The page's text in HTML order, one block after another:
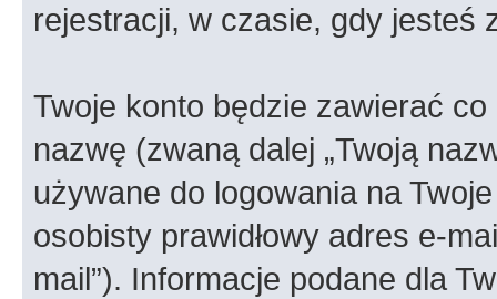
rejestracji, w czasie, gdy jesteś
Twoje konto będzie zawierać
nazwę (zwaną dalej „Twoją
używane do logowania na
osobisty prawidłowy adres e-
mail”). Informacje podane dla